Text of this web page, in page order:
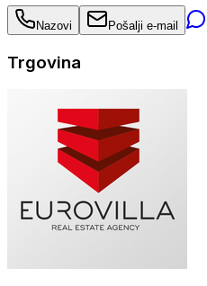
Nazovi Pošalji e-mail
Trgovina